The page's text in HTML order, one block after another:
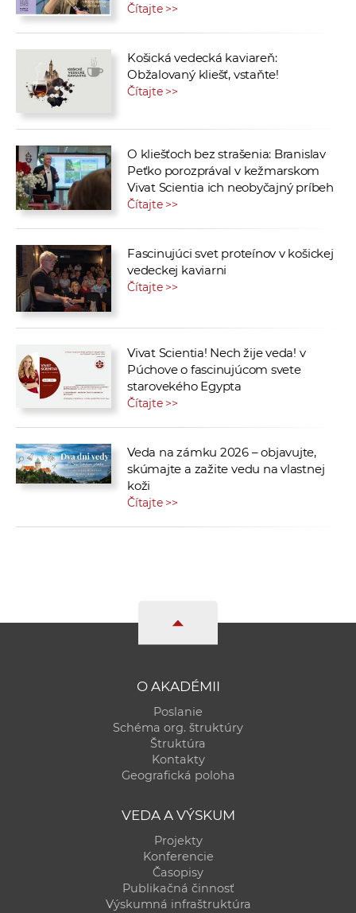
Čítajte >>
Košická vedecká kaviareň:
Obžalovaný kliešť, vstaňte!
Čítajte >>
O kliešťoch bez strašenia: Branislav
Peťko porozprával v kežmarskom
Vivat Scientia ich neobyčajný príbeh
Čítajte >>
Fascinujúci svet proteínov v košickej
vedeckej kaviarni
Čítajte >>
Vivat Scientia! Nech žije veda! v
Púchove o fascinujúcom svete
starovekého Egypta
Čítajte >>
Veda na zámku 2026 – objavujte,
skúmajte a zažite vedu na vlastnej
koži
Čítajte >>
O AKADÉMII
Poslanie
Schéma org. štruktúry
Štruktúra
Kontakty
Geografická poloha
VEDA A VÝSKUM
Projekty
Konferencie
Časopisy
Publikačná činnosť
Výskumná infraštruktúra